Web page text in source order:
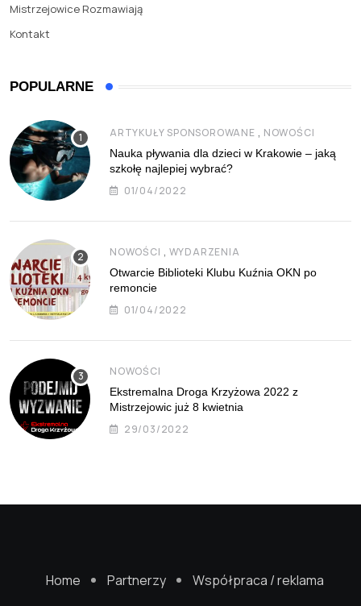
Mistrzejowice Rozmawiają
Kontakt
POPULARNE
ARTYKUŁY SPONSOROWANE , NOWOŚCI
Nauka pływania dla dzieci w Krakowie – jaką
szkołę najlepiej wybrać?
01/04/2022
NOWOŚCI , WYDARZENIA
Otwarcie Biblioteki Klubu Kuźnia OKN po
remoncie
01/04/2022
NOWOŚCI
Ekstremalna Droga Krzyżowa 2022 z
Mistrzejowic już 8 kwietnia
29/03/2022
Home Partnerzy Współpraca / reklama